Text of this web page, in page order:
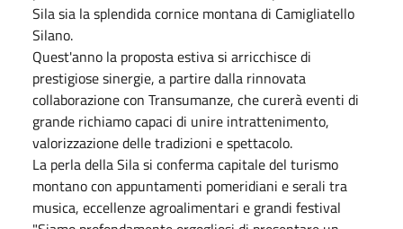
Sila sia la splendida cornice montana di Camigliatello
Silano.
Quest'anno la proposta estiva si arricchisce di
prestigiose sinergie, a partire dalla rinnovata
collaborazione con Transumanze, che curerà eventi di
grande richiamo capaci di unire intrattenimento,
valorizzazione delle tradizioni e spettacolo.
La perla della Sila si conferma capitale del turismo
montano con appuntamenti pomeridiani e serali tra
musica, eccellenze agroalimentari e grandi festival